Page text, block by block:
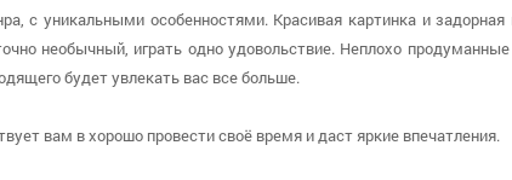
с уникальными особенностями. Красивая картинка и
необычный, играть одно удовольствие. Неплохо продуманные
будет увлекать вас все больше.
вам в хорошо провести своё время и даст яркие впечатления.